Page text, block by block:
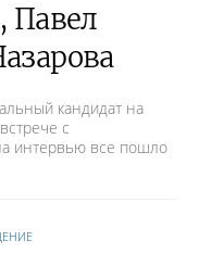
Павел
кандидат на
с
интервью все пошло